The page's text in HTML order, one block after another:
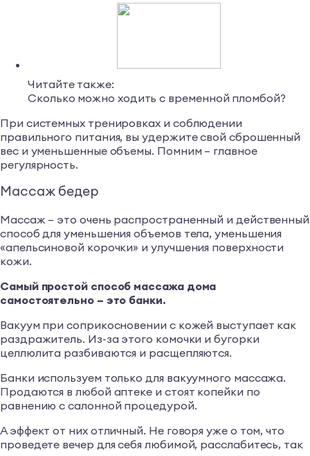
Читайте также:
Сколько можно ходить с временной пломбой?
При системных тренировках и соблюдении
правильного питания, вы удержите свой сброшенный
вес и уменьшенные объемы. Помним – главное
регулярность.
Массаж бедер
Массаж – это очень распространенный и действенный
способ для уменьшения объемов тела, уменьшения
«апельсиновой корочки» и улучшения поверхности
кожи.
Самый простой способ массажа дома
самостоятельно – это банки.
Вакуум при соприкосновении с кожей выступает как
раздражитель. Из-за этого комочки и бугорки
целлюлита разбиваются и расщепляются.
Банки используем только для вакуумного массажа.
Продаются в любой аптеке и стоят копейки по
равнению с салонной процедурой.
А эффект от них отличный. Не говоря уже о том, что
проведете вечер для себя любимой, расслабитесь, так